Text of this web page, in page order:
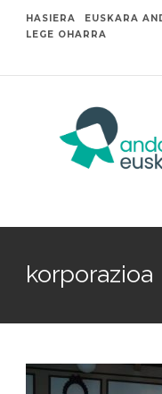
HASIERA EUSKARA
LEGE OHARRA
korporazioa